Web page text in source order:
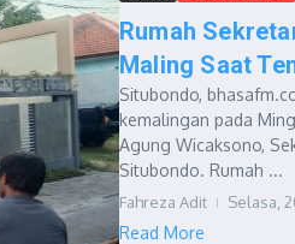
Rumah
Maling Saat
Situbondo,
kemalingan pada
Agung Wicaksono,
Situbondo. Rumah ...
Fahreza Adit Selasa,
Read More